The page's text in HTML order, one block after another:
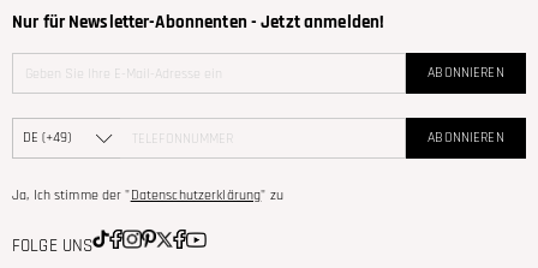
Nur für Newsletter-Abonnenten - Jetzt anmelden!
ABONNIEREN
ABONNIEREN
Ja, Ich stimme der "Datenschutzerklärung" zu
FOLGE UNS